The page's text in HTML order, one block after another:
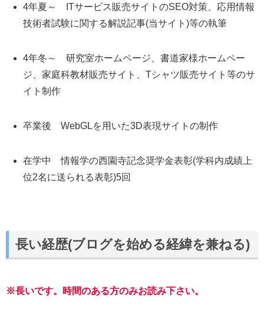
4年夏～ ITサービス販売サイトのSEO対策、応用情報
技術者試験に関する解説記事(当サイト)等の執筆
4年冬～ 研究室ホームページ、書道家様ホームペー
ジ、家庭科教材販売サイト、Tシャツ販売サイト等のサ
イト制作
卒業後 WebGLを用いた3D表現サイトの制作
在学中 情報学の西園寺記念奨学金表彰(学科内成績上
位2名に送られる表彰)5回
長い経歴(ブログを始める経緯を兼ねる)
※長いです。時間のある方のみお読み下さい。